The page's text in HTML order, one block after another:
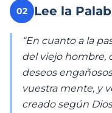
02 Lee la
“En cuanto a la
del viejo hombre,
deseos
vuestra mente, y
creado según